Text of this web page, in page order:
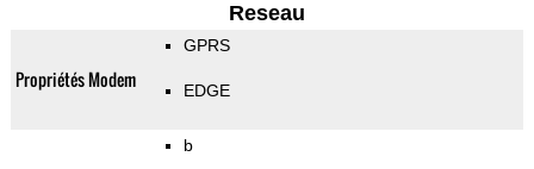
Reseau
Propriétés Modem
GPRS
EDGE
b